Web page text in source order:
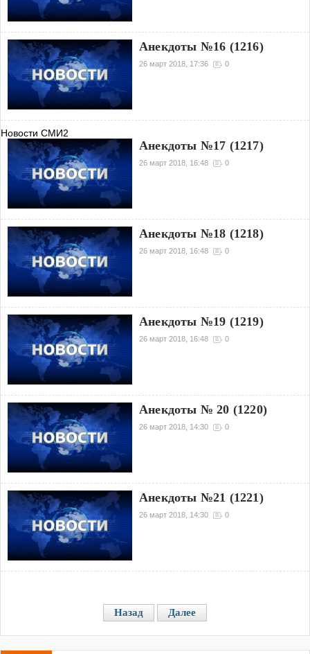
Анекдоты №16 (1216)
26 март 2018, 17:36 0
Новости СМИ2
Анекдоты №17 (1217)
26 март 2018, 16:48 0
Анекдоты №18 (1218)
26 март 2018, 16:48 0
Анекдоты №19 (1219)
26 март 2018, 16:48 0
Анекдоты № 20 (1220)
26 март 2018, 14:30 0
Анекдоты №21 (1221)
26 март 2018, 14:30 0
Назад Далее